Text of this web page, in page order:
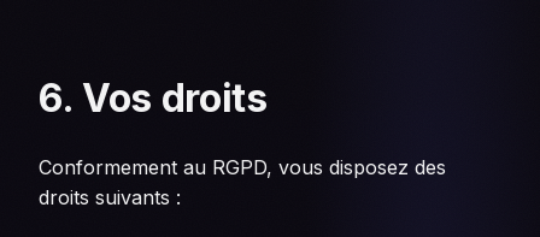
6. Vos droits
Conformement au RGPD, vous disposez des
droits suivants :